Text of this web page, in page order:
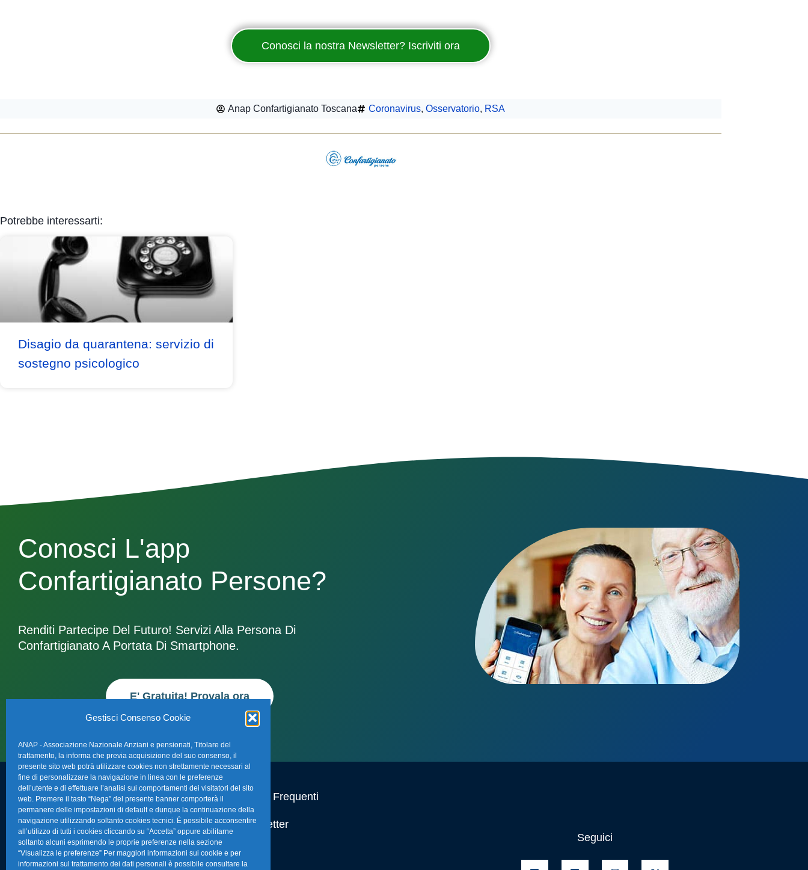
Gestisci Consenso Cookie
ANAP - Associazione Nazionale Anziani e pensionati, Titolare del
trattamento, la informa che previa acquisizione del suo consenso, il
presente sito web potrà utilizzare cookies non strettamente necessari al
fine di personalizzare la navigazione in linea con le preferenze
dell’utente e di effettuare l’analisi sui comportamenti dei visitatori del sito
web. Premere il tasto “Nega” del presente banner comporterà il
permanere delle impostazioni di default e dunque la continuazione della
navigazione utilizzando soltanto cookies tecnici. È possibile acconsentire
all’utilizzo di tutti i cookies cliccando su “Accetta” oppure abilitarne
soltanto alcuni esprimendo le proprie preferenze nella sezione
“Visualizza le preferenze” Per maggiori informazioni sui cookie e per
informazioni sul trattamento dei dati personali è possibile consultare la
Conosci la nostra Newsletter? Iscriviti ora
Anap Confartigianato Toscana Coronavirus, Osservatorio, RSA
Potrebbe interessarti:
Disagio da quarantena: servizio di
sostegno psicologico
Conosci L'app
Confartigianato Persone?
Renditi Partecipe Del Futuro! Servizi Alla Persona Di
Confartigianato A Portata Di Smartphone.
E' Gratuita! Provala ora
Sede Nazionale Anap Confartigianato:
Indirizzo: Via S. Giovanni in Laterano,
152 – 00184 Roma RM
Telefono: 0670374202
FAQ – Domande Frequenti
La nostra Newsletter
Link Utili
Seguici